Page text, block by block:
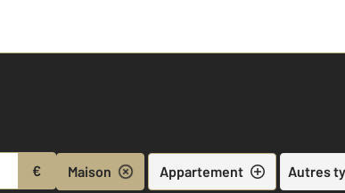
€ Maison Appartement Autres